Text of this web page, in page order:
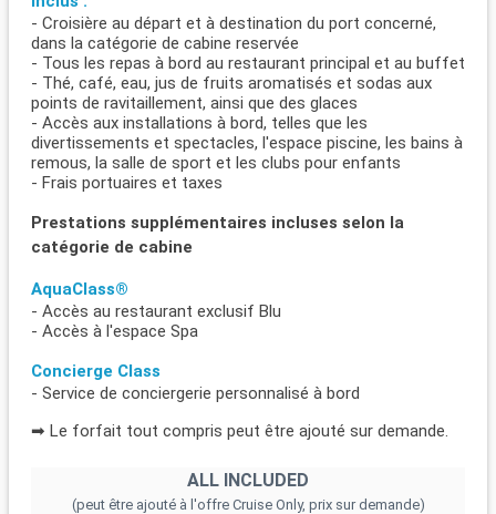
- Croisière au départ et à destination du port concerné,
dans la catégorie de cabine reservée
- Tous les repas à bord au restaurant principal et au buffet
- Thé, café, eau, jus de fruits aromatisés et sodas aux
points de ravitaillement, ainsi que des glaces
- Accès aux installations à bord, telles que les
divertissements et spectacles, l'espace piscine, les bains à
remous, la salle de sport et les clubs pour enfants
- Frais portuaires et taxes
Prestations supplémentaires incluses selon la
catégorie de cabine
AquaClass®
- Accès au restaurant exclusif Blu
- Accès à l'espace Spa
Concierge Class
- Service de conciergerie personnalisé à bord
➡ Le forfait tout compris peut être ajouté sur demande.
ALL INCLUDED
(peut être ajouté à l'offre Cruise Only, prix sur demande)